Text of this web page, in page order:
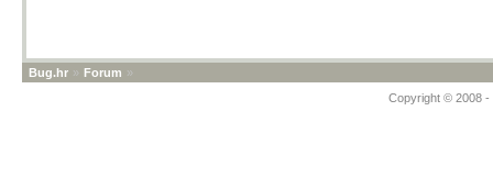
Bug.hr » Forum »
Copyright © 2008 -